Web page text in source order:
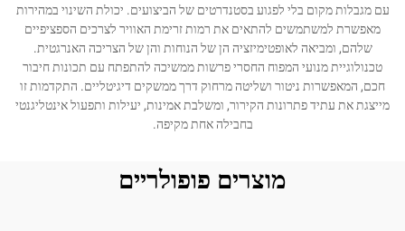
עם מגבלות מקום בלי לפגוע בסטנדרטים של הביצועים. יכולת השינוי במהירות
מאפשרת למשתמשים להתאים את רמות זרימת האוויר לצרכים הספציפיים
שלהם, ומביאה לאופטימיזציה הן של הנוחות והן של הצריכה האנרגטית.
טכנולוגיית מנועי המפוח החסרי פרשות ממשיכה להתפתח עם תכונות חיבור
חכם, המאפשרות ניטור ושליטה מרחוק דרך ממשקים דיגיטליים. התקדמות זו
מייצגת את עתיד פתרונות הקירור, ומשלבת אמינות, יעילות ותפעול אינטליגנטי
בחבילה אחת מקיפה.
מוצרים פופולריים